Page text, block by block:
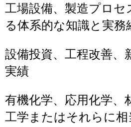
工場設備、製造プロセ
る体系的な知識と実務
設備投資、工程改善、
実績
有機化学、応用化学、
工学またはそれらに